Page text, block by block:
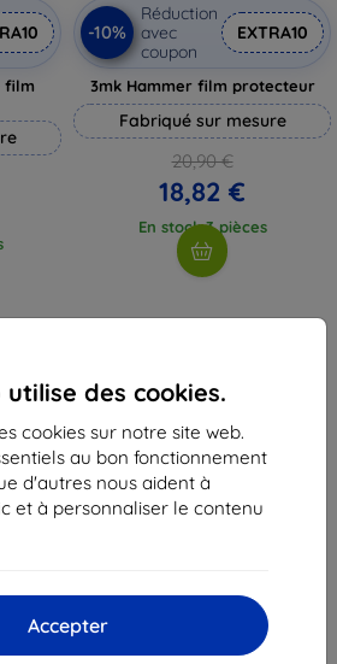
utilise des cookies.
cookies sur notre site web.
au bon fonctionnement
d'autres nous aident à
et à personnaliser le contenu
Accepter
film
-10%
Réduction
avec
coupon
EXTRA10
3mk Hammer film protecteur
Fabriqué sur mesure
20,90 €
18,82 €
En stock 3 pièces
2A